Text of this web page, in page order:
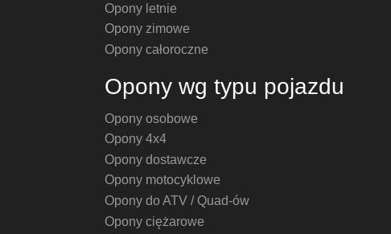
Opony letnie
Opony zimowe
Opony całoroczne
Opony wg typu pojazdu
Opony osobowe
Opony 4x4
Opony dostawcze
Opony motocyklowe
Opony do ATV / Quad-ów
Opony ciężarowe